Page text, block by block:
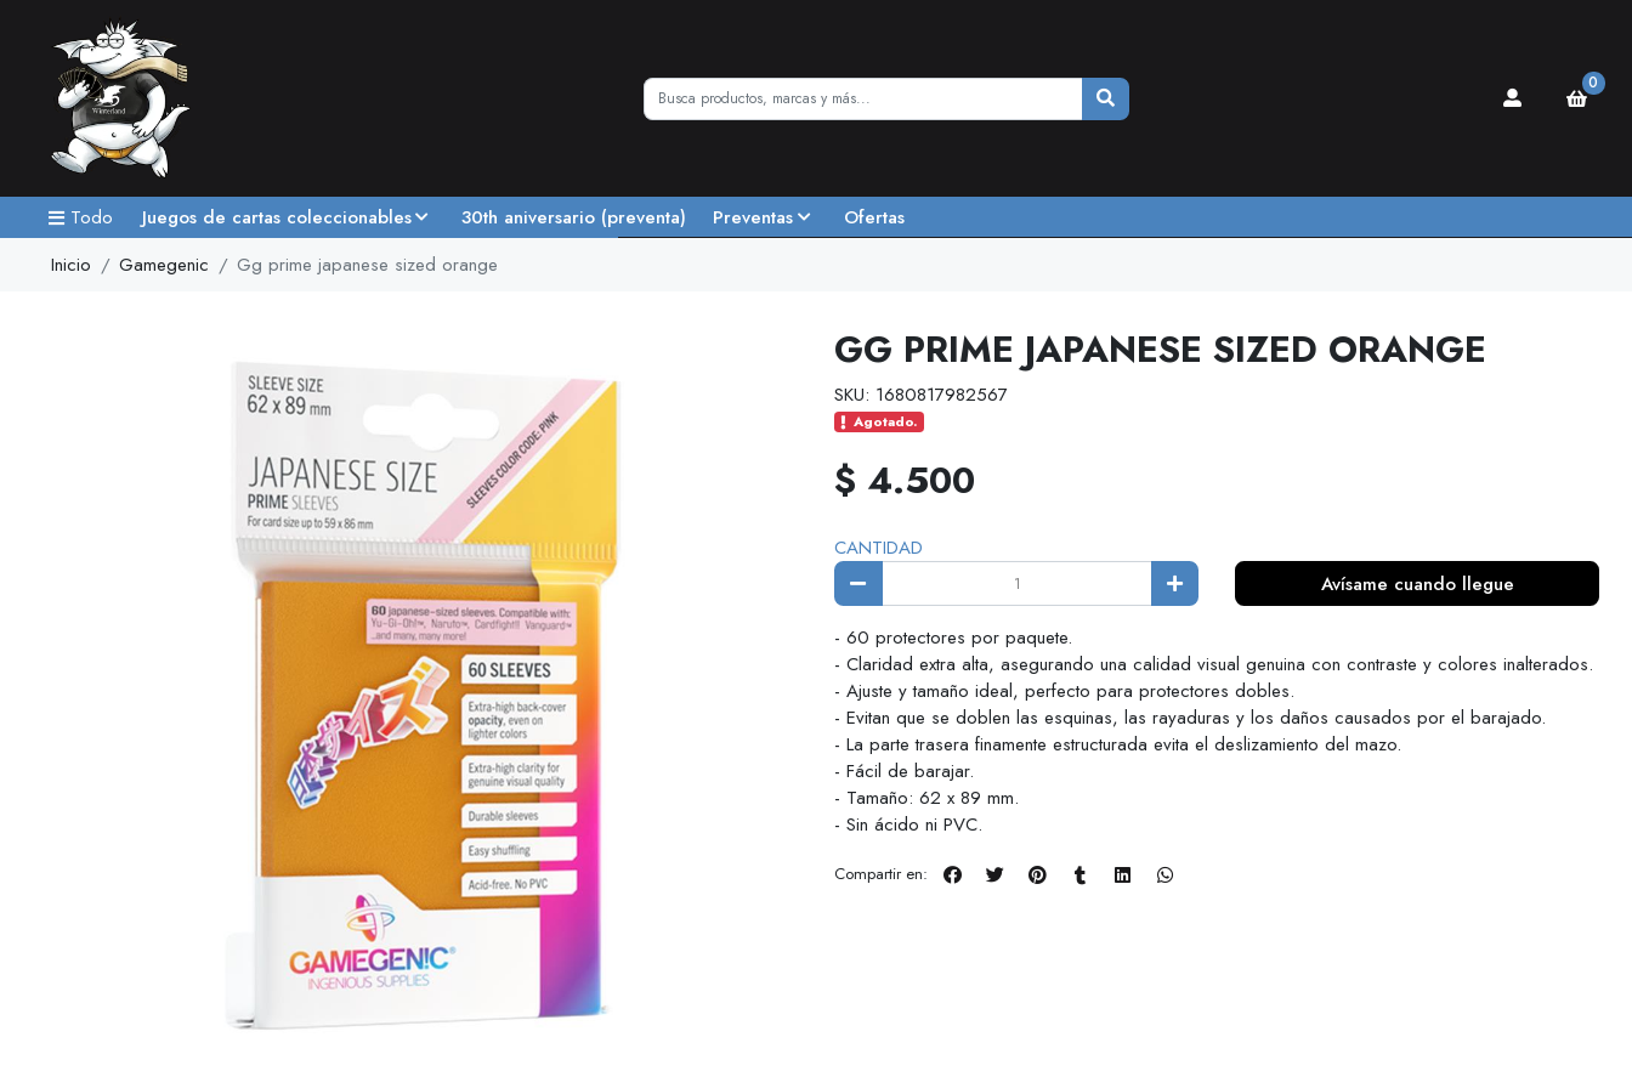
0
Todo Juegos de cartas coleccionables 30th aniversario (preventa) Preventas
Ofertas
Inicio
Gamegenic Gg prime japanese sized orange
GG PRIME JAPANESE SIZED ORANGE
SKU: 1680817982567
Agotado.
$ 4.500
CANTIDAD
Avísame cuando llegue
- 60 protectores por paquete.
- Claridad extra alta, asegurando una calidad visual genuina con contraste y colores inalterados.
- Ajuste y tamaño ideal, perfecto para protectores dobles.
- Evitan que se doblen las esquinas, las rayaduras y los daños causados por el barajado.
- La parte trasera finamente estructurada evita el deslizamiento del mazo.
- Fácil de barajar.
- Tamaño: 62 x 89 mm.
- Sin ácido ni PVC.
Compartir en: